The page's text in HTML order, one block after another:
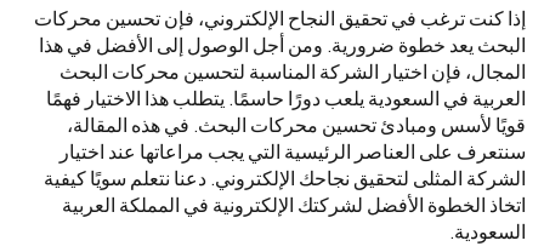
إذا كنت ترغب في تحقيق النجاح الإلكتروني، فإن تحسين محركات
البحث يعد خطوة ضرورية. ومن أجل الوصول إلى الأفضل في هذا
المجال، فإن اختيار الشركة المناسبة لتحسين محركات البحث
العربية في السعودية يلعب دورًا حاسمًا. يتطلب هذا الاختيار فهمًا
قويًا لأسس ومبادئ تحسين محركات البحث. في هذه المقالة،
سنتعرف على العناصر الرئيسية التي يجب مراعاتها عند اختيار
الشركة المثلى لتحقيق نجاحك الإلكتروني. دعنا نتعلم سويًا كيفية
اتخاذ الخطوة الأفضل لشركتك الإلكترونية في المملكة العربية
السعودية.